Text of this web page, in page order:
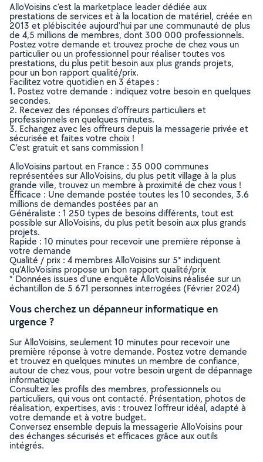
AlloVoisins c’est la marketplace leader dédiée aux
prestations de services et à la location de matériel, créée en
2013 et plébiscitée aujourd’hui par une communauté de plus
de 4,5 millions de membres, dont 300 000 professionnels.
Postez votre demande et trouvez proche de chez vous un
particulier ou un professionnel pour réaliser toutes vos
prestations, du plus petit besoin aux plus grands projets,
pour un bon rapport qualité/prix.
Facilitez votre quotidien en 3 étapes :
1. Postez votre demande : indiquez votre besoin en quelques
secondes.
2. Recevez des réponses d’offreurs particuliers et
professionnels en quelques minutes.
3. Echangez avec les offreurs depuis la messagerie privée et
sécurisée et faites votre choix !
C’est gratuit et sans commission !
AlloVoisins partout en France : 35 000 communes
représentées sur AlloVoisins, du plus petit village à la plus
grande ville, trouvez un membre à proximité de chez vous !
Efficace : Une demande postée toutes les 10 secondes, 3.6
millions de demandes postées par an
Généraliste : 1 250 types de besoins différents, tout est
possible sur AlloVoisins, du plus petit besoin aux plus grands
projets.
Rapide : 10 minutes pour recevoir une première réponse à
votre demande
Qualité / prix : 4 membres AlloVoisins sur 5* indiquent
qu’AlloVoisins propose un bon rapport qualité/prix
* Données issues d’une enquête AlloVoisins réalisée sur un
échantillon de 5 671 personnes interrogées (Février 2024)
Vous cherchez un dépanneur informatique en
urgence ?
Sur AlloVoisins, seulement 10 minutes pour recevoir une
première réponse à votre demande. Postez votre demande
et trouvez en quelques minutes un membre de confiance,
autour de chez vous, pour votre besoin urgent de dépannage
informatique
Consultez les profils des membres, professionnels ou
particuliers, qui vous ont contacté. Présentation, photos de
réalisation, expertises, avis : trouvez l'offreur idéal, adapté à
votre demande et à votre budget.
Conversez ensemble depuis la messagerie AlloVoisins pour
des échanges sécurisés et efficaces grâce aux outils
intégrés.